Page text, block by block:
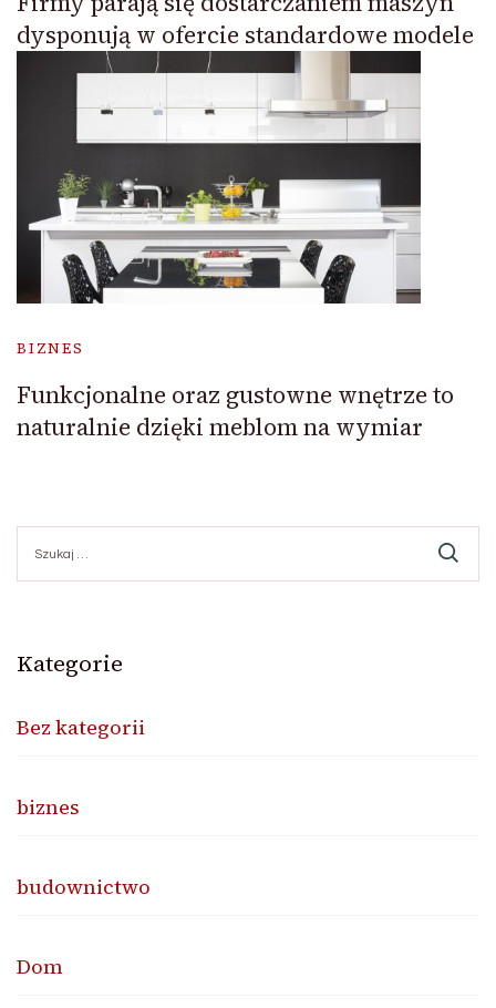
dysponują w ofercie standardowe modele
BIZNES
Funkcjonalne oraz gustowne wnętrze to
naturalnie dzięki meblom na wymiar
Kategorie
Bez kategorii
biznes
budownictwo
Dom